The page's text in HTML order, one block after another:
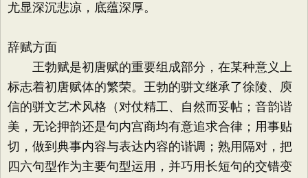
尤显深沉悲凉，底蕴深厚。
辞赋方面
王勃赋是初唐赋的重要组成部分，在某种意义上
标志着初唐赋体的繁荣。王勃的骈文继承了徐陵、庾
信的骈文艺术风格（对仗精工、自然而妥帖；音韵谐
美，无论押韵还是句内宫商均有意追求合律；用事贴
切，做到典事内容与表达内容的谐调；熟用隔对，把
四六句型作为主要句型运用，并巧用长短句的交错变